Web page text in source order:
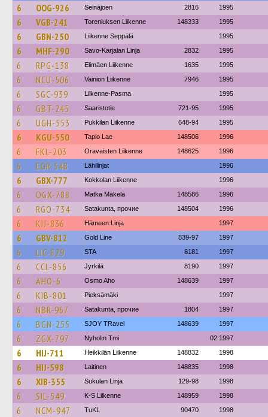
6 OOG-926 Seinäjoen 2816 1995
6 VGB-241 Toreniuksen Liikenne 148333 1995
6 GBN-250 Liikenne Seppälä 1995
6 MHF-290 Savo-Karjalan Linja 2832 1995
6 RPG-138 Elimäen Liikenne 1635 1995
6 NCU-506 Vainion Liikenne 7946 1995
6 SGC-939 Liikenne-Pasma 1995
6 GBT-245 Saaristotie 721-95 1995
6 UGH-553 Pukkilan Liikenne 648-94 1995
6 KGU-550 Tapio Lae 148506 1996
6 FKL-203 Oravaisten Liikenne 148625 1996
6 EGR-548 Lähilinjat 1996
6 GBX-777 Kokkolan Liikenne 1996
6 OGX-788 Matka Mäkelä 148586 1996
6 RGO-734 Satakunta, прочие 148504 1996
6 KIJ-836 Hämeen Linja 1997
6 GBV-812 Gold Line 839-97 1997
6 LIC-829 STA 8181 1997
6 CCL-856 Jyrkilä 8190 1997
6 AHO-6 Osmo Aho 148639 1997
6 KIB-801 Pieksämäki 1997
6 NBR-967 Satakunta, прочие 1804 1997
6 BGN-255 SJOY TRavel 148639 1997
6 ZGX-797 Nyholm Tmi 02.1997
6 HIJ-711 Heikkilän Liikenne 148832 1998
6 HIJ-598 Laitinen 148835 1998
6 XIB-355 Sukulan Linja 129-98 1998
6 SIL-549 K-S Liikenne 148959 1998
6 NCM-947 TuKL 90470 1998